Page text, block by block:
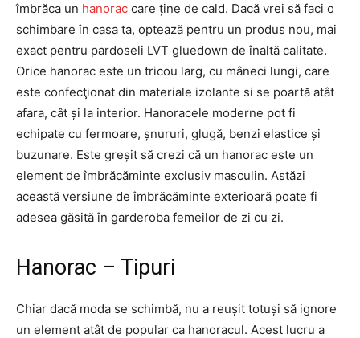
îmbrăca un hanorac care ține de cald. Dacă vrei să faci o
schimbare în casa ta, optează pentru un produs nou, mai
exact pentru pardoseli LVT gluedown de înaltă calitate.
Orice hanorac este un tricou larg, cu mâneci lungi, care
este confecţionat din materiale izolante si se poartă atât
afara, cât și la interior. Hanoracele moderne pot fi
echipate cu fermoare, șnururi, glugă, benzi elastice și
buzunare. Este greșit să crezi că un hanorac este un
element de îmbrăcăminte exclusiv masculin. Astăzi
această versiune de îmbrăcăminte exterioară poate fi
adesea găsită în garderoba femeilor de zi cu zi.
Hanorac – Tipuri
Chiar dacă moda se schimbă, nu a reușit totuși să ignore
un element atât de popular ca hanoracul. Acest lucru a